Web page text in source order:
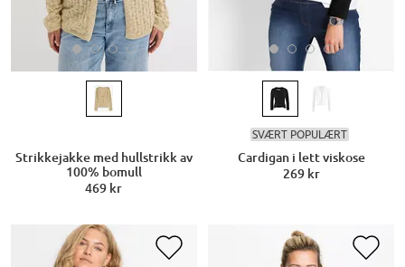
Strikkejakke med hullstrikk av
100% bomull
469 kr
SVÆRT POPULÆRT
Cardigan i lett viskose
269 kr